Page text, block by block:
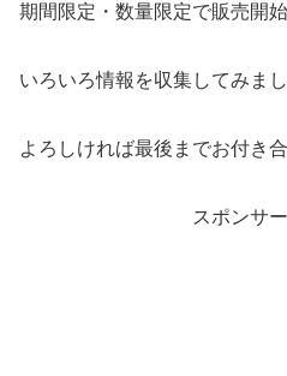
期間限定・数量限定で販売開始
いろいろ情報を収集してみまし
よろしければ最後までお付き合
スポンサ